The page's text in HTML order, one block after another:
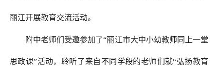
丽江开展教育交流活动。
附中老师们受邀参加了“丽江市大中小幼教师同上一堂
思政课”活动，聆听了来自不同学段的老师们就“弘扬教育